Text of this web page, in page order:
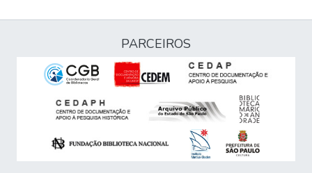
PARCEIROS